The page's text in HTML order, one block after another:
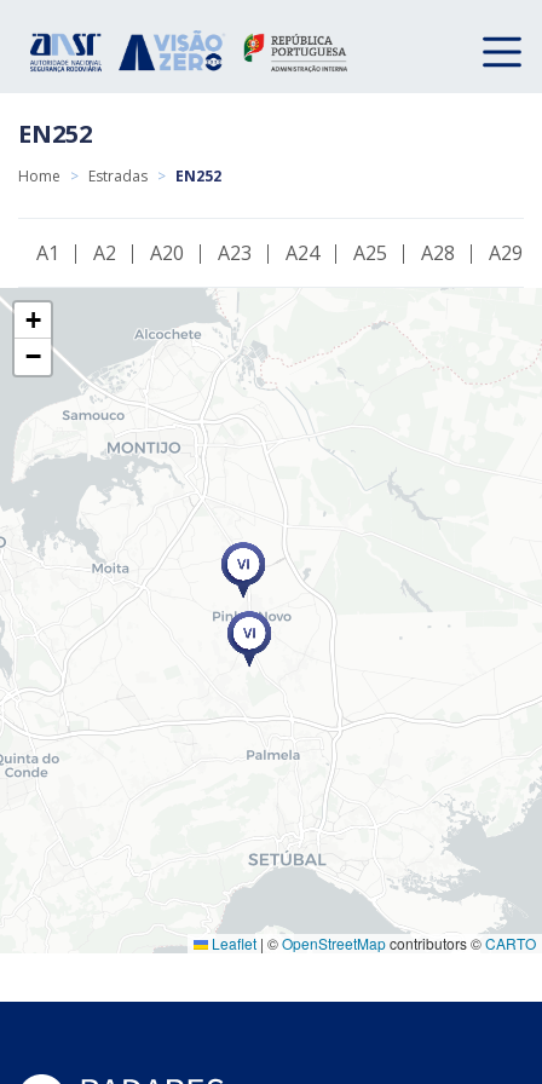
EN252
Home > Estradas > EN252
A1 A2 A20 A23 A24 A25 A28 A29
+
−
Leaflet | ©OpenStreetMapcontributors ©CARTO